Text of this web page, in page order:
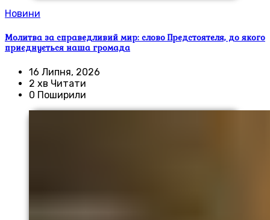
Новини
Молитва за справедливий мир: слово Предстоятеля, до якого
приєднується наша громада
16 Липня, 2026
2 хв Читати
0 Поширили